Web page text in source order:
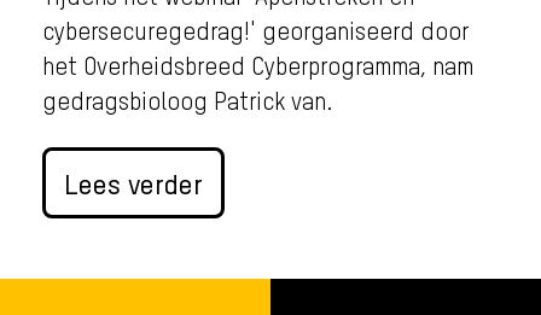
cybersecuregedrag!' georganiseerd door
het Overheidsbreed Cyberprogramma, nam
gedragsbioloog Patrick van.
Lees verder